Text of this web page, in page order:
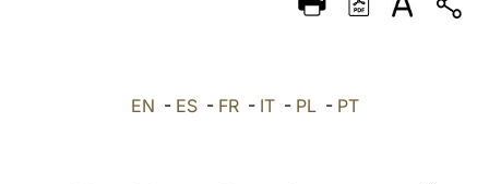
EN - ES- FR- IT- PL- PT